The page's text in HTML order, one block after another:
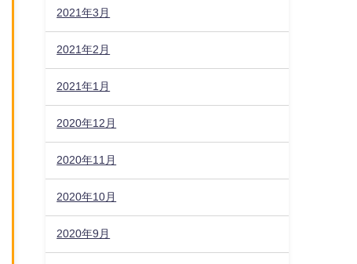
2021年3月
2021年2月
2021年1月
2020年12月
2020年11月
2020年10月
2020年9月